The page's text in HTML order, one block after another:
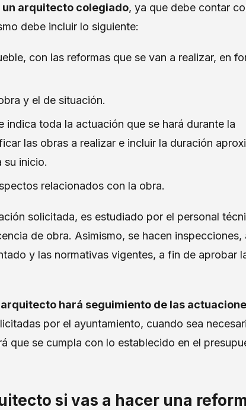
un arquitecto colegiado, ya que debe contar
debe incluir lo siguiente:
con las reformas que se van a realizar, en
y el de situación.
indica toda la actuación que se hará durante la
las obras a realizar e incluir la duración
su inicio.
relacionados con la obra.
solicitada, es estudiado por el personal
de obra. Asimismo, se hacen inspecciones,
y las normativas vigentes, a fin de aprobar
hará seguimiento de las
por el ayuntamiento, cuando sea
que se cumpla con lo establecido en el
si vas a hacer una